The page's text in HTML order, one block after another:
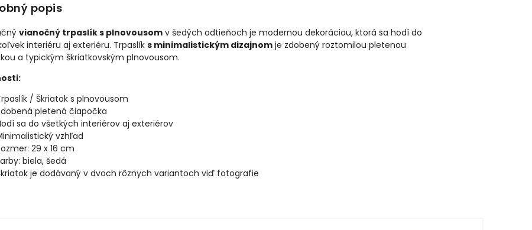
popis
vianočný trpaslík s plnovousom v šedých odtieňoch je modernou dekoráciou, ktorá sa hodí do
interiéru aj exteriéru. Trpaslík s minimalistickým dizajnom je zdobený roztomilou pletenou
a typickým škriatkovským plnovousom.
/ Škriatok s plnovousom
pletená čiapočka
sa do všetkých interiérov aj exteriérov
vzhľad
29 x 16 cm
biela, šedá
je dodávaný v dvoch rôznych variantoch viď fotografie